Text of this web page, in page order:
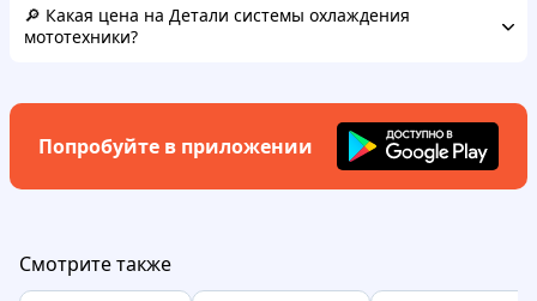
🔎 Какая цена на Детали системы охлаждения
мототехники?
Попробуйте в приложении
Смотрите также